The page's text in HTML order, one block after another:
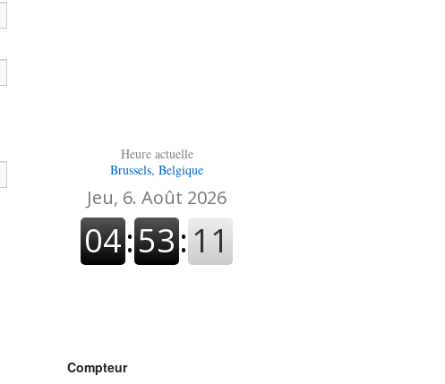
Heure actuelle
Brussels, Belgique
Compteur